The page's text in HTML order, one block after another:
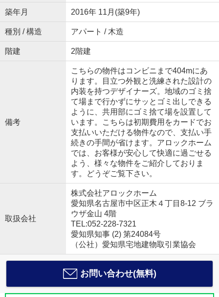
築年月 2016年 11月(築9年)
種別 / 構造 アパート / 木造
階建 2階建
備考
こちらの物件はコンビニまで404mにあ
ります。目立つ外観と洗練された設計の
内装を持つデザイナーズ。地域のゴミ捨
て場まで行かずにサッとゴミ出しできる
ように、共用部にゴミ捨て場を設置して
います。こちらは初期費用をカードでお
支払いいただける物件なので、支払い手
続きの手間が省けます。アロックホーム
では、お客様が安心して快適に過ごせる
よう、様々な物件をご紹介しておりま
す。どうぞご覧下さい。
取扱会社
株式会社アロックホーム
愛知県名古屋市中区正木４丁目8-12 ブラ
ウザ金山 4階
TEL:052-228-7321
愛知県知事 (2) 第24084号
（公社）愛知県宅地建物取引業協会
お問い合わせ(無料)